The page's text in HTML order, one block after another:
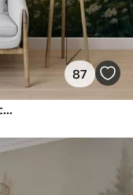
87